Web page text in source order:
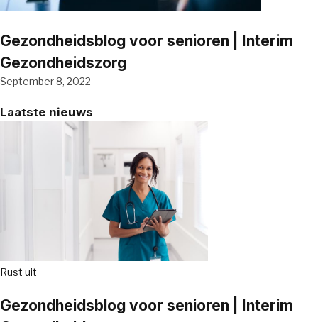
Gezondheidsblog voor senioren | Interim
Gezondheidszorg
September 8, 2022
Laatste nieuws
Rust uit
Gezondheidsblog voor senioren | Interim